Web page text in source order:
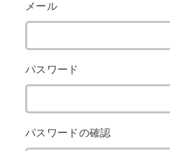
メール
パスワード
パスワードの確認